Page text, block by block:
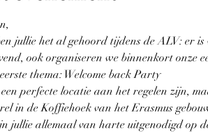
jullie het al gehoord tijdens de ALV: er
ook organiseren we binnenkort onze
thema: Welcome back Party
perfecte locatie aan het regelen zijn,
in de Koffiehoek van het Erasmus
jullie allemaal van harte uitgenodigd op